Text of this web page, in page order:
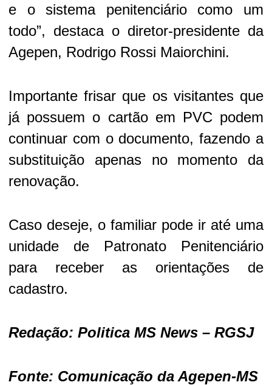
e o sistema penitenciário como um
todo”, destaca o diretor-presidente da
Agepen, Rodrigo Rossi Maiorchini.
Importante frisar que os visitantes que
já possuem o cartão em PVC podem
continuar com o documento, fazendo a
substituição apenas no momento da
renovação.
Caso deseje, o familiar pode ir até uma
unidade de Patronato Penitenciário
para receber as orientações de
cadastro.
Redação: Politica MS News – RGSJ
Fonte: Comunicação da Agepen-MS